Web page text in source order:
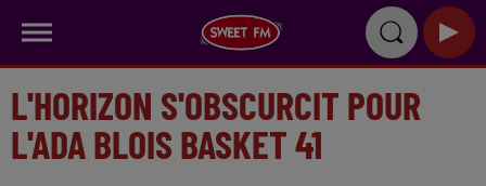
L'HORIZON S'OBSCURCIT POUR
L'ADA BLOIS BASKET 41